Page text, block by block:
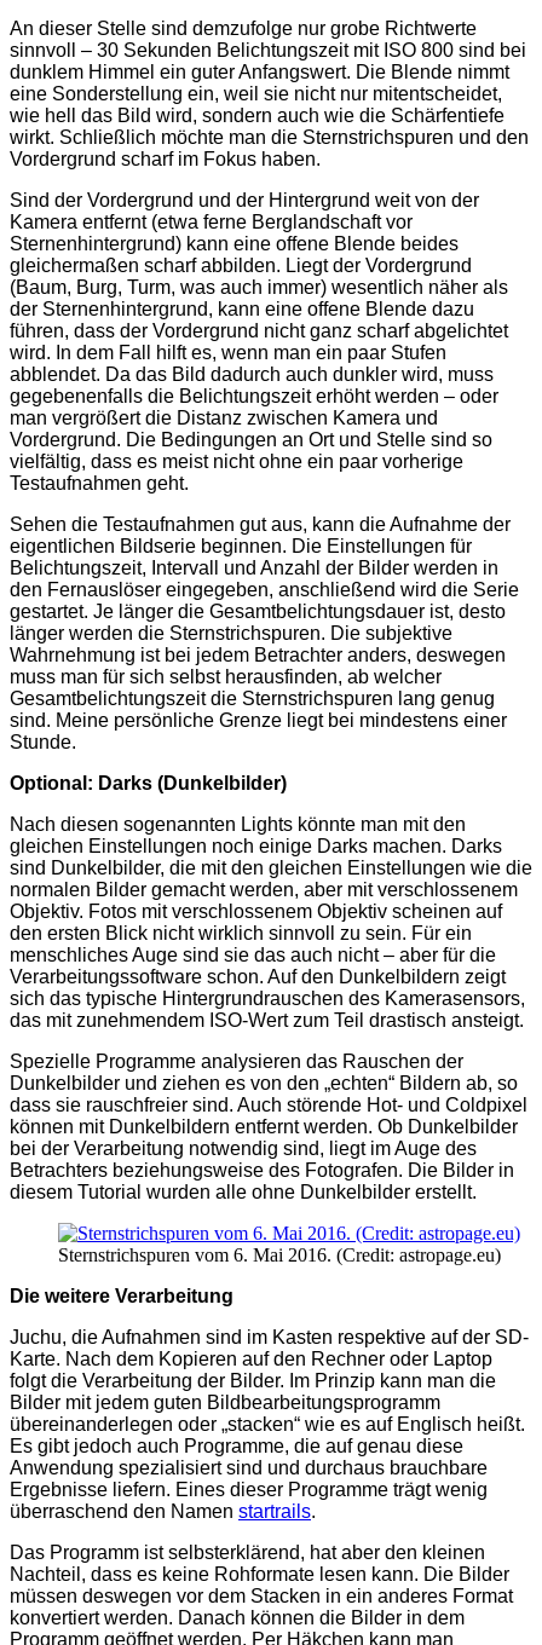
An dieser Stelle sind demzufolge nur grobe Richtwerte
sinnvoll – 30 Sekunden Belichtungszeit mit ISO 800 sind bei
dunklem Himmel ein guter Anfangswert. Die Blende nimmt
eine Sonderstellung ein, weil sie nicht nur mitentscheidet,
wie hell das Bild wird, sondern auch wie die Schärfentiefe
wirkt. Schließlich möchte man die Sternstrichspuren und den
Vordergrund scharf im Fokus haben.
Sind der Vordergrund und der Hintergrund weit von der
Kamera entfernt (etwa ferne Berglandschaft vor
Sternenhintergrund) kann eine offene Blende beides
gleichermaßen scharf abbilden. Liegt der Vordergrund
(Baum, Burg, Turm, was auch immer) wesentlich näher als
der Sternenhintergrund, kann eine offene Blende dazu
führen, dass der Vordergrund nicht ganz scharf abgelichtet
wird. In dem Fall hilft es, wenn man ein paar Stufen
abblendet. Da das Bild dadurch auch dunkler wird, muss
gegebenenfalls die Belichtungszeit erhöht werden – oder
man vergrößert die Distanz zwischen Kamera und
Vordergrund. Die Bedingungen an Ort und Stelle sind so
vielfältig, dass es meist nicht ohne ein paar vorherige
Testaufnahmen geht.
Sehen die Testaufnahmen gut aus, kann die Aufnahme der
eigentlichen Bildserie beginnen. Die Einstellungen für
Belichtungszeit, Intervall und Anzahl der Bilder werden in
den Fernauslöser eingegeben, anschließend wird die Serie
gestartet. Je länger die Gesamtbelichtungsdauer ist, desto
länger werden die Sternstrichspuren. Die subjektive
Wahrnehmung ist bei jedem Betrachter anders, deswegen
muss man für sich selbst herausfinden, ab welcher
Gesamtbelichtungszeit die Sternstrichspuren lang genug
sind. Meine persönliche Grenze liegt bei mindestens einer
Stunde.
Optional: Darks (Dunkelbilder)
Nach diesen sogenannten Lights könnte man mit den
gleichen Einstellungen noch einige Darks machen. Darks
sind Dunkelbilder, die mit den gleichen Einstellungen wie die
normalen Bilder gemacht werden, aber mit verschlossenem
Objektiv. Fotos mit verschlossenem Objektiv scheinen auf
den ersten Blick nicht wirklich sinnvoll zu sein. Für ein
menschliches Auge sind sie das auch nicht – aber für die
Verarbeitungssoftware schon. Auf den Dunkelbildern zeigt
sich das typische Hintergrundrauschen des Kamerasensors,
das mit zunehmendem ISO-Wert zum Teil drastisch ansteigt.
Spezielle Programme analysieren das Rauschen der
Dunkelbilder und ziehen es von den „echten“ Bildern ab, so
dass sie rauschfreier sind. Auch störende Hot- und Coldpixel
können mit Dunkelbildern entfernt werden. Ob Dunkelbilder
bei der Verarbeitung notwendig sind, liegt im Auge des
Betrachters beziehungsweise des Fotografen. Die Bilder in
diesem Tutorial wurden alle ohne Dunkelbilder erstellt.
Sternstrichspuren vom 6. Mai 2016. (Credit: astropage.eu)
Die weitere Verarbeitung
Juchu, die Aufnahmen sind im Kasten respektive auf der SD-
Karte. Nach dem Kopieren auf den Rechner oder Laptop
folgt die Verarbeitung der Bilder. Im Prinzip kann man die
Bilder mit jedem guten Bildbearbeitungsprogramm
übereinanderlegen oder „stacken“ wie es auf Englisch heißt.
Es gibt jedoch auch Programme, die auf genau diese
Anwendung spezialisiert sind und durchaus brauchbare
Ergebnisse liefern. Eines dieser Programme trägt wenig
überraschend den Namen startrails.
Das Programm ist selbsterklärend, hat aber den kleinen
Nachteil, dass es keine Rohformate lesen kann. Die Bilder
müssen deswegen vor dem Stacken in ein anderes Format
konvertiert werden. Danach können die Bilder in dem
Programm geöffnet werden. Per Häkchen kann man